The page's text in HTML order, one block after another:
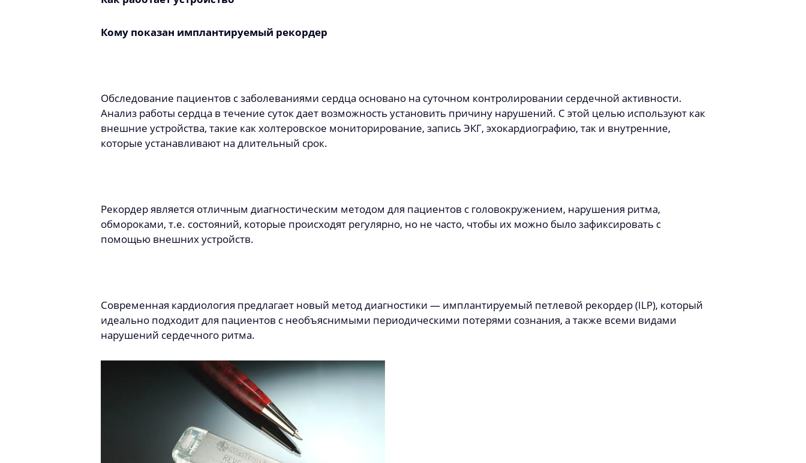
Кому показан имплантируемый рекордер
Обследование пациентов с заболеваниями сердца основано на суточном контролировании сердечной активности.
Анализ работы сердца в течение суток дает возможность установить причину нарушений. С этой целью используют как
внешние устройства, такие как холтеровское мониторирование, запись ЭКГ, эхокардиографию, так и внутренние,
которые устанавливают на длительный срок.
Рекордер является отличным диагностическим методом для пациентов с головокружением, нарушения ритма,
обмороками, т.е. состояний, которые происходят регулярно, но не часто, чтобы их можно было зафиксировать с
помощью внешних устройств.
Современная кардиология предлагает новый метод диагностики ― имплантируемый петлевой рекордер (ILP), который
идеально подходит для пациентов с необъяснимыми периодическими потерями сознания, а также всеми видами
нарушений сердечного ритма.